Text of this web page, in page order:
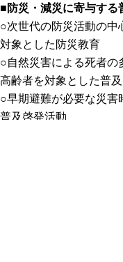
■防災・減災に寄与す
○次世代の防災活動の中
対象とした防災教育
○自然災害による死者の
高齢者を対象とした普
○早期避難が必要な災害
普及啓発活動